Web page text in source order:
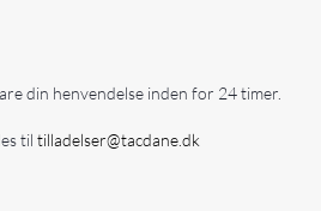
din henvendelse inden for 24 timer.
til tilladelser@tacdane.dk